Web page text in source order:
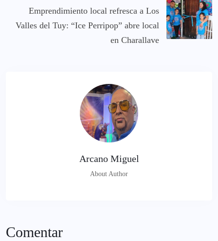
Emprendimiento local refresca a Los
Valles del Tuy: “Ice Perripop” abre local
en Charallave
Arcano Miguel
About Author
Comentar